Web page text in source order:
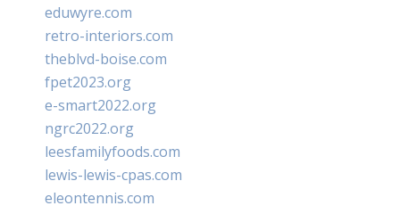
eduwyre.com
retro-interiors.com
theblvd-boise.com
fpet2023.org
e-smart2022.org
ngrc2022.org
leesfamilyfoods.com
lewis-lewis-cpas.com
eleontennis.com